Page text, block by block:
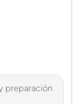
preparación